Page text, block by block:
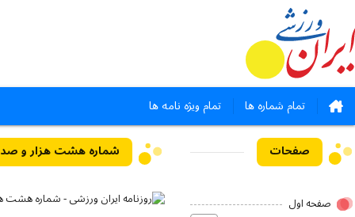
تمام شماره ها تمام ویژه نامه ها
صفحات
صفحه اول
شماره هشت هزار و صد و چهل و